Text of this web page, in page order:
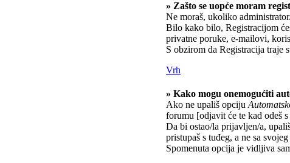
» Zašto se uopće moram
Ne moraš, ukoliko
Bilo kako bilo, Registracijom
privatne poruke, e-mailovi,
S obzirom da Registracija traje
Vrh
» Kako mogu onemogućiti
Ako ne upališ opciju
forumu [odjavit će te kad odeš
Da bi ostao/la prijavljen/a,
pristupaš s tuđeg, a ne sa
Spomenuta opcija je vidljiva